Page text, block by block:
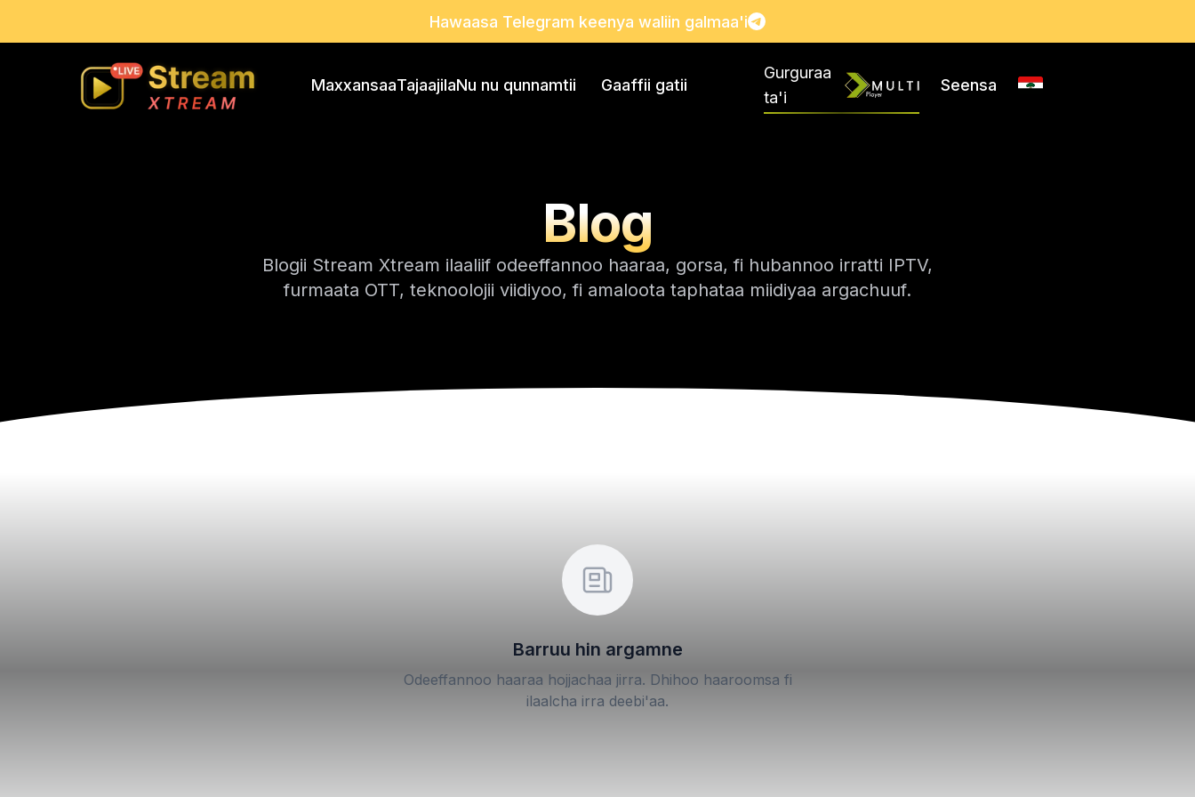
Hawaasa Telegram keenya waliin galmaa'i
MaxxansaaTajaajilaNu nu qunnamtii Gaaffii gatii
Gurguraa
ta'i
Seensa
Blog
Blogii Stream Xtream ilaaliif odeeffannoo haaraa, gorsa, fi hubannoo irratti IPTV,
furmaata OTT, teknoolojii viidiyoo, fi amaloota taphataa miidiyaa argachuuf.
Barruu hin argamne
Odeeffannoo haaraa hojjachaa jirra. Dhihoo haaroomsa fi
ilaalcha irra deebi'aa.